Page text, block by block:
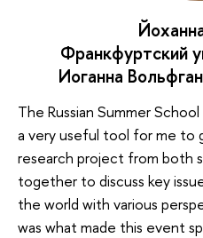
Франкфуртский
Иоганна
The Russian Summer
a very useful tool for me to
research project from both
together to discuss key
the world with various
was what made this event